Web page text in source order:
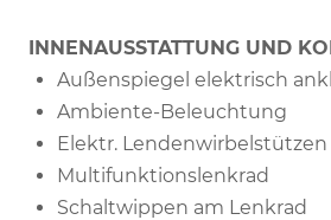
INNENAUSSTATTUNG UND
Außenspiegel elektrisch
Ambiente-Beleuchtung
Elektr. Lendenwirbelstützen
Multifunktionslenkrad
Schaltwippen am Lenkrad